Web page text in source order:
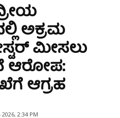
ಅಕ್ರಮ
ಮೀಸಲು
ಆರೋಪ:
ಆಗ್ರಹ
2:34 PM